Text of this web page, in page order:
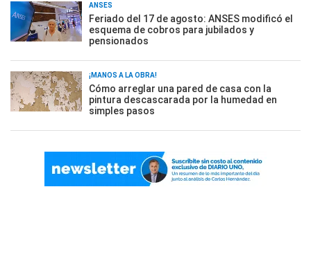
ANSES
Feriado del 17 de agosto: ANSES modificó el
esquema de cobros para jubilados y
pensionados
¡MANOS A LA OBRA!
Cómo arreglar una pared de casa con la
pintura descascarada por la humedad en
simples pasos